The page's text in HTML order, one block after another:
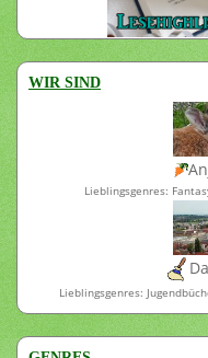
WIR SIND
Lieblingsgenres:
Lieblingsgenres: